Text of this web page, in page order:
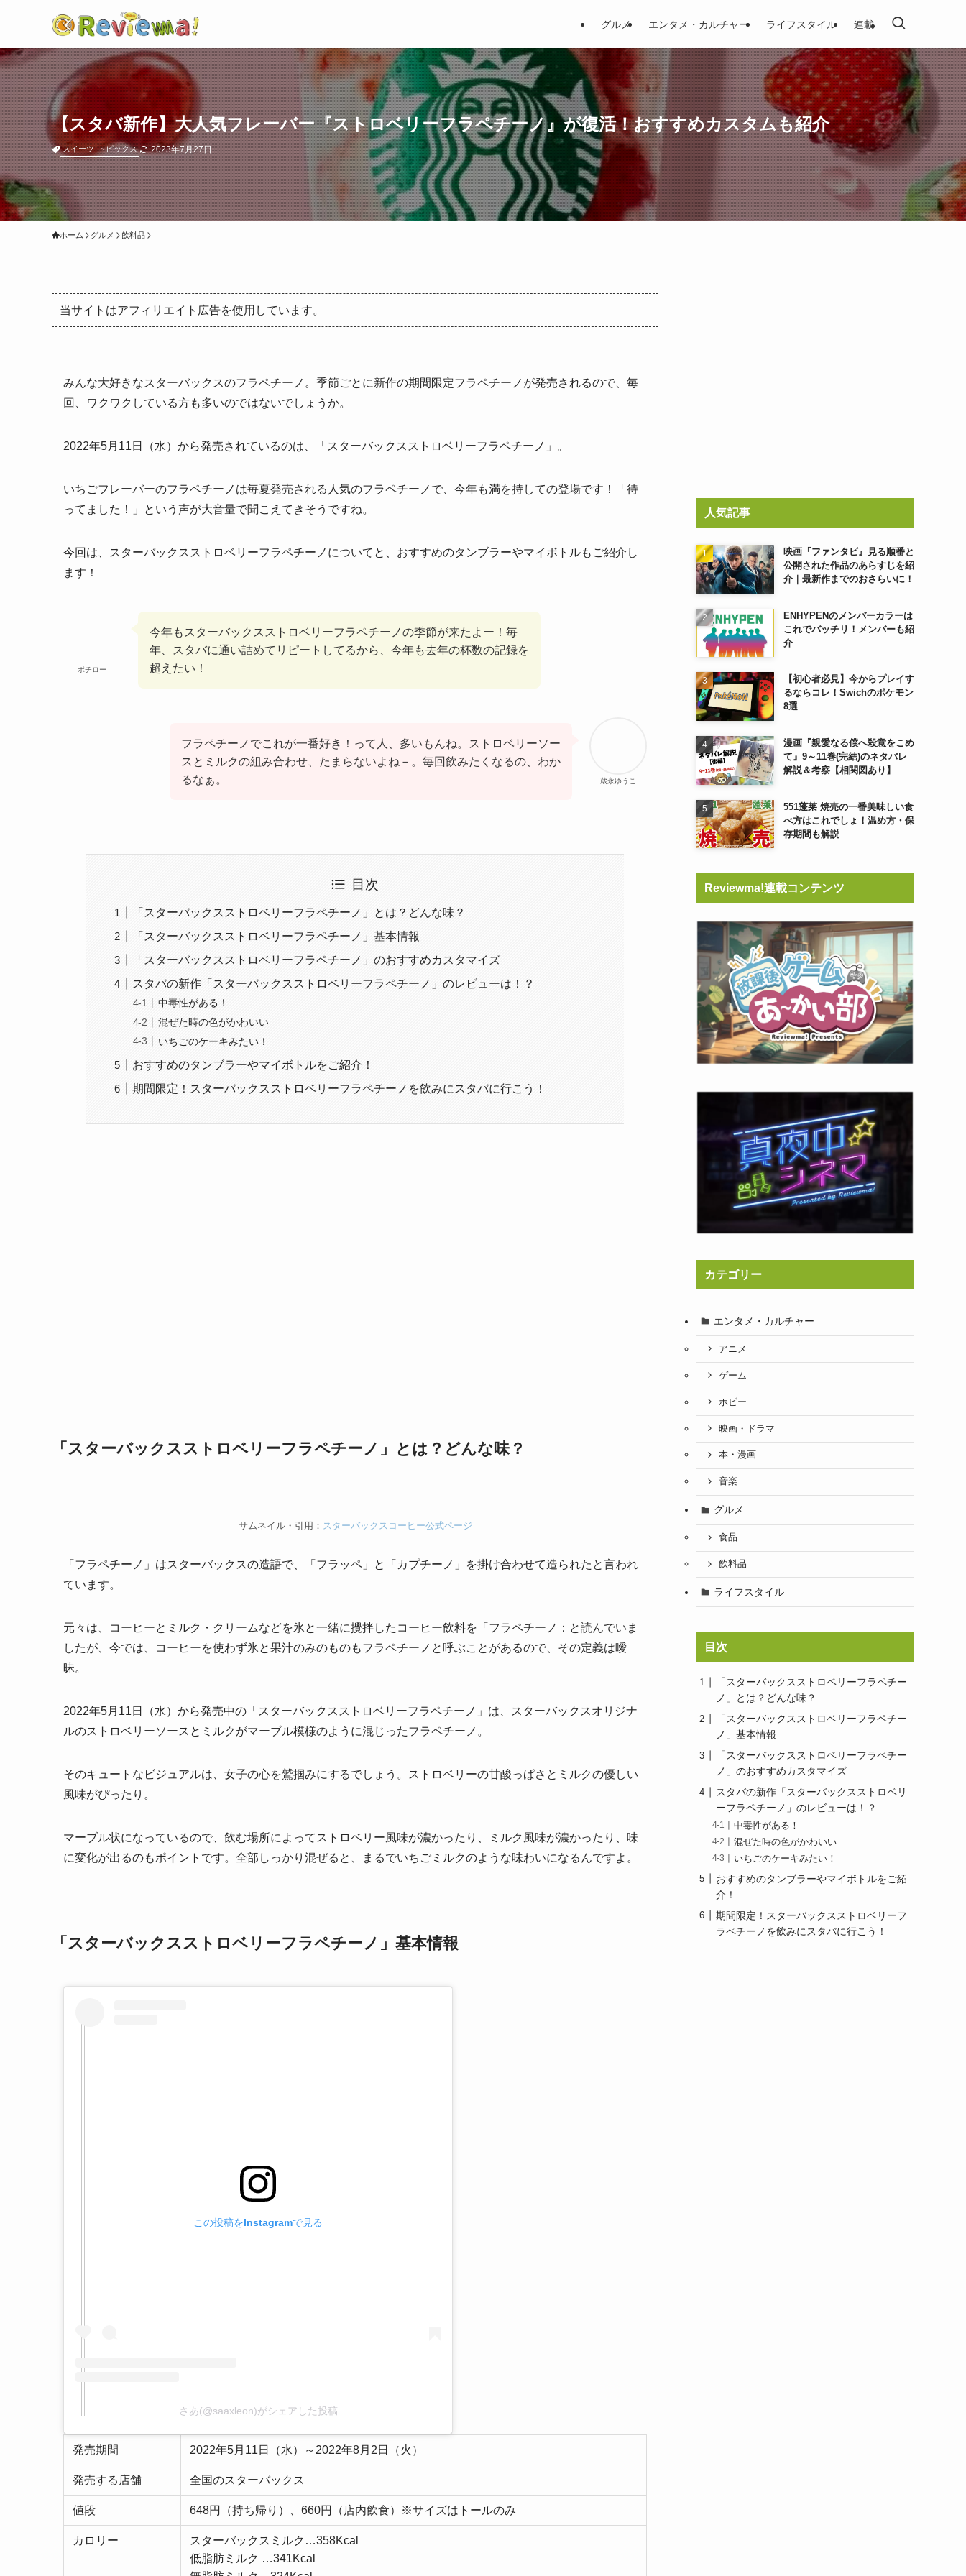
グルメ エンタメ・カルチャー ライフスタイル 連載
【スタバ新作】大人気フレーバー『ストロベリーフラペチーノ』が復活！おすすめカスタムも紹介
スイーツ トピックス 2023年7月27日
ホーム グルメ 飲料品
当サイトはアフィリエイト広告を使用しています。
みんな大好きなスターバックスのフラペチーノ。季節ごとに新作の期間限定フラペチーノが発売されるので、毎
回、ワクワクしている方も多いのではないでしょうか。
2022年5月11日（水）から発売されているのは、「スターバックスストロベリーフラペチーノ」。
いちごフレーバーのフラペチーノは毎夏発売される人気のフラペチーノで、今年も満を持しての登場です！「待
ってました！」という声が大音量で聞こえてきそうですね。
今回は、スターバックスストロベリーフラペチーノについてと、おすすめのタンブラーやマイボトルもご紹介し
ます！
ポチロー
今年もスターバックスストロベリーフラペチーノの季節が来たよー！毎
年、スタバに通い詰めてリピートしてるから、今年も去年の杯数の記録を
超えたい！
蔵永ゆうこ
フラペチーノでこれが一番好き！って人、多いもんね。ストロベリーソー
スとミルクの組み合わせ、たまらないよね－。毎回飲みたくなるの、わか
るなぁ。
目次
「スターバックスストロベリーフラペチーノ」とは？どんな味？
「スターバックスストロベリーフラペチーノ」基本情報
「スターバックスストロベリーフラペチーノ」のおすすめカスタマイズ
スタバの新作「スターバックスストロベリーフラペチーノ」のレビューは！？
中毒性がある！
混ぜた時の色がかわいい
いちごのケーキみたい！
おすすめのタンブラーやマイボトルをご紹介！
期間限定！スターバックスストロベリーフラペチーノを飲みにスタバに行こう！
「スターバックスストロベリーフラペチーノ」とは？どんな味？
サムネイル・引用： スターバックスコーヒー公式ページ
「フラペチーノ」はスターバックスの造語で、「フラッペ」と「カプチーノ」を掛け合わせて造られたと言われ
ています。
元々は、コーヒーとミルク・クリームなどを氷と一緒に攪拌したコーヒー飲料を「フラペチーノ：と読んでいま
したが、今では、コーヒーを使わず氷と果汁のみのものもフラペチーノと呼ぶことがあるので、その定義は曖
昧。
2022年5月11日（水）から発売中の「スターバックスストロベリーフラペチーノ」は、スターバックスオリジナ
ルのストロベリーソースとミルクがマーブル模様のように混じったフラペチーノ。
そのキュートなビジュアルは、女子の心を鷲掴みにするでしょう。ストロベリーの甘酸っぱさとミルクの優しい
風味がぴったり。
マーブル状になっているので、飲む場所によってストロベリー風味が濃かったり、ミルク風味が濃かったり、味
に変化が出るのもポイントです。全部しっかり混ぜると、まるでいちごミルクのような味わいになるんですよ。
「スターバックスストロベリーフラペチーノ」基本情報
この投稿をInstagramで見る
さあ(@saaxleon)がシェアした投稿
発売期間 2022年5月11日（水）～2022年8月2日（火）
発売する店舗 全国のスターバックス
値段 648円（持ち帰り）、660円（店内飲食）※サイズはトールのみ
カロリー
スターバックスミルク…358Kcal
低脂肪ミルク …341Kcal
人気記事
映画『ファンタビ』見る順番と
公開された作品のあらすじを紹
介｜最新作までのおさらいに！
ENHYPENのメンバーカラーは
これでバッチリ！メンバーも紹
介
【初心者必見】今からプレイす
るならコレ！Swichのポケモン
8選
漫画『親愛なる僕へ殺意をこめ
て』9～11巻(完結)のネタバレ
解説＆考察【相関図あり】
551蓬莱 焼売の一番美味しい食
べ方はこれでしょ！温め方・保
存期間も解説
Reviewma!連載コンテンツ
カテゴリー
エンタメ・カルチャー
アニメ
ゲーム
ホビー
映画・ドラマ
本・漫画
音楽
グルメ
食品
飲料品
ライフスタイル
目次
「スターバックスストロベリーフラペチー
ノ」とは？どんな味？
「スターバックスストロベリーフラペチー
ノ」基本情報
「スターバックスストロベリーフラペチー
ノ」のおすすめカスタマイズ
スタバの新作「スターバックスストロベリ
ーフラペチーノ」のレビューは！？
中毒性がある！
混ぜた時の色がかわいい
いちごのケーキみたい！
おすすめのタンブラーやマイボトルをご紹
介！
期間限定！スターバックスストロベリーフ
ラペチーノを飲みにスタバに行こう！